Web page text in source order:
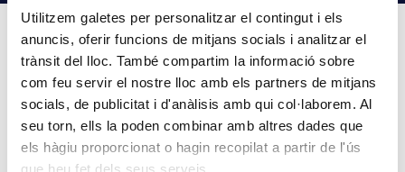
Utilitzem galetes per personalitzar el contingut i els
anuncis, oferir funcions de mitjans socials i analitzar el
trànsit del lloc. També compartim la informació sobre
com feu servir el nostre lloc amb els partners de mitjans
socials, de publicitat i d'anàlisis amb qui col·laborem. Al
seu torn, ells la poden combinar amb altres dades que
els hàgiu proporcionat o hagin recopilat a partir de l'ús
que heu fet dels seus serveis.
PINZELLS A PUNT? PARTICIPA AL CONCURS DE
PINTURA DEL COL·LEGI
5 d'agost de 2026
La creativitat torna a ser protagonista amb el Concurs de Pintura de